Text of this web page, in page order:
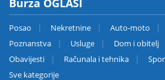
Burza OGLASI
Posao Nekretnine Auto-moto
Poznanstva
Usluge Dom i obitelj
Obavijesti
Računala i tehnika
Sve kategorije